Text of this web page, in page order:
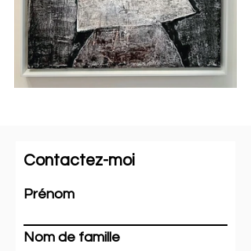
Contactez-moi
Prénom
Nom de famille